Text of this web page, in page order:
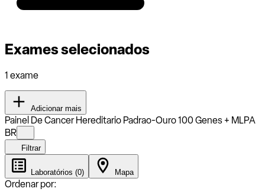
Exames selecionados
1 exame
Adicionar mais
Painel De Cancer Hereditario Padrao-Ouro 100 Genes + MLPA
BR
Filtrar
Laboratórios (0) Mapa
Ordenar por: